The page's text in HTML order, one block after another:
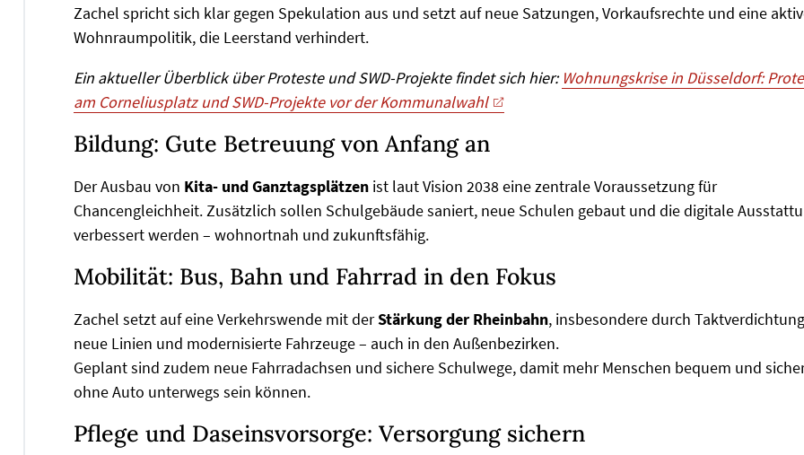
Zachel spricht sich klar gegen Spekulation aus und setzt auf neue Satzungen, Vorkaufsrechte und eine
Wohnraumpolitik, die Leerstand verhindert.
Ein aktueller Überblick über Proteste und SWD-Projekte findet sich hier: Wohnungskrise in Düsseldorf:
am Corneliusplatz und SWD-Projekte vor der Kommunalwahl
Bildung: Gute Betreuung von Anfang an
Der Ausbau von Kita- und Ganztagsplätzen ist laut Vision 2038 eine zentrale Voraussetzung für
Chancengleichheit. Zusätzlich sollen Schulgebäude saniert, neue Schulen gebaut und die digitale
verbessert werden – wohnortnah und zukunftsfähig.
Mobilität: Bus, Bahn und Fahrrad in den Fokus
Zachel setzt auf eine Verkehrswende mit derStärkung der Rheinbahn, insbesondere durch
neue Linien und modernisierte Fahrzeuge – auch in den Außenbezirken.
Geplant sind zudem neue Fahrradachsen und sichere Schulwege, damit mehr Menschen bequem und
ohne Auto unterwegs sein können.
Pflege und Daseinsvorsorge: Versorgung sichern